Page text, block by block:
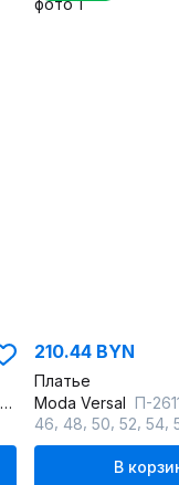
210.44 BYN
Платье
Moda Versal П-
46 48 50 52 54
В